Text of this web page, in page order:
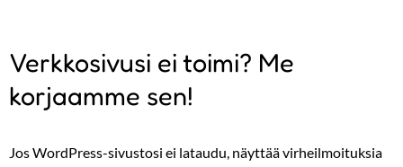
Verkkosivusi ei toimi? Me
korjaamme sen!
Jos WordPress-sivustosi ei lataudu, näyttää virheilmoituksia